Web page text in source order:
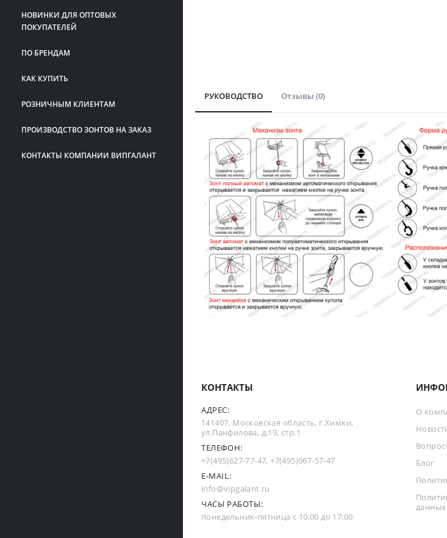
НОВИНКИ ДЛЯ ОПТОВЫХ
ПОКУПАТЕЛЕЙ
ПО БРЕНДАМ
КАК КУПИТЬ
РОЗНИЧНЫМ КЛИЕНТАМ
ПРОИЗВОДСТВО ЗОНТОВ НА ЗАКАЗ
КОНТАКТЫ КОМПАНИИ ВИПГАЛАНТ
РУКОВОДСТВО Отзывы (0)
КОНТАКТЫ
АДРЕС:
141407, Московская область, г.Химки,
ул.Панфилова, д.19, стр.1
ТЕЛЕФОН:
+7(495)627-77-47,+7(495)967-57-47
E-MAIL:
info@vipgalant.ru
ЧАСЫ РАБОТЫ:
понедельник-пятница с 10:00 до 17:00
О
Блог
данных